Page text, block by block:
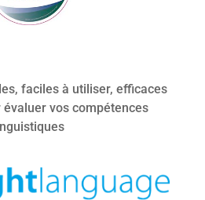
faciles à utiliser, efficaces
vos compétences